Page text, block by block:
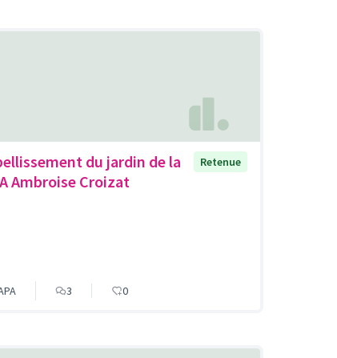
du jardin de la
Ambroise Croizat
Retenue
3 0